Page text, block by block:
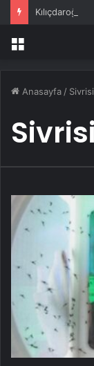
Menü
Anasayfa /